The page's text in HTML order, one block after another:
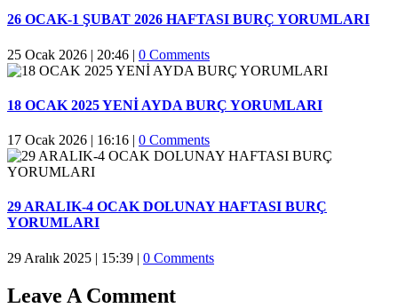
26 OCAK-1 ŞUBAT 2026 HAFTASI BURÇ YORUMLARI
25 Ocak 2026 | 20:46 | 0 Comments
18 OCAK 2025 YENİ AYDA BURÇ YORUMLARI
17 Ocak 2026 | 16:16 | 0 Comments
29 ARALIK-4 OCAK DOLUNAY HAFTASI BURÇ
YORUMLARI
29 Aralık 2025 | 15:39 | 0 Comments
Leave A Comment